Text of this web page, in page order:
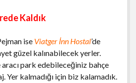
Kaldık
ise Viatger İnn Hostal’de
güzel kalınabilecek yerler.
park edebileceğiniz bahçe
Yer kalmadığı için biz kalamadık.